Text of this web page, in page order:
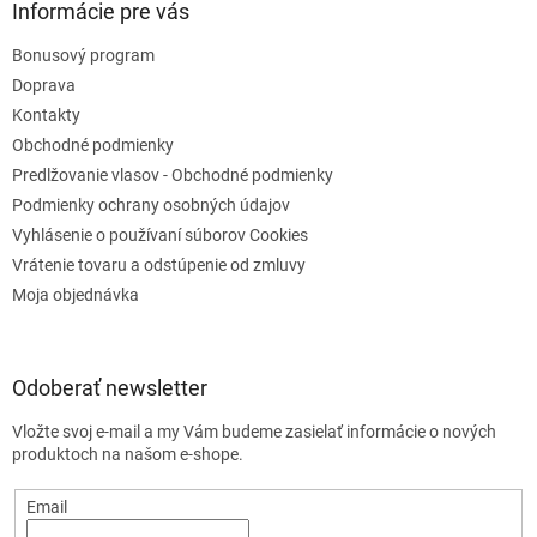
Informácie pre vás
Bonusový program
Doprava
Kontakty
Obchodné podmienky
Predlžovanie vlasov - Obchodné podmienky
Podmienky ochrany osobných údajov
Vyhlásenie o používaní súborov Cookies
Vrátenie tovaru a odstúpenie od zmluvy
Moja objednávka
Odoberať newsletter
Vložte svoj e-mail a my Vám budeme zasielať informácie o nových
produktoch na našom e-shope.
Email